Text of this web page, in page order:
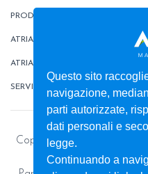
Questo sito
navigazione,
parti autorizzate,
dati personali e
legge.
Continuando a
PRODOTTI
ATRIATHERMIKA
ATRIAFLOOR
SERVIZI
Copyright © 2026 -
per la